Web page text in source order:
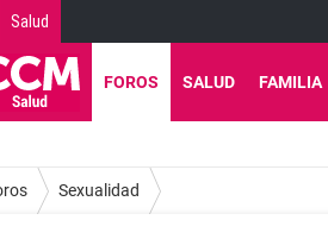
Salud
FOROS SALUD FAMILIA
Sexualidad